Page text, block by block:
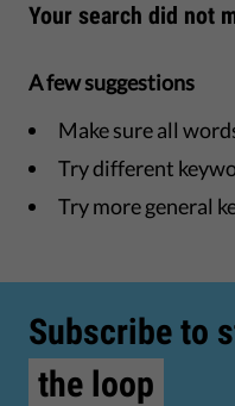
Your search did not
A few suggestions
Make sure all
Try different
Try more general
Subscribe to
the loop